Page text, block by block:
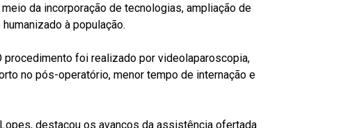
da incorporação de tecnologias, ampliação de
à população.
foi realizado por videolaparoscopia,
no pós-operatório, menor tempo de internação e
destacou os avanços da assistência ofertada